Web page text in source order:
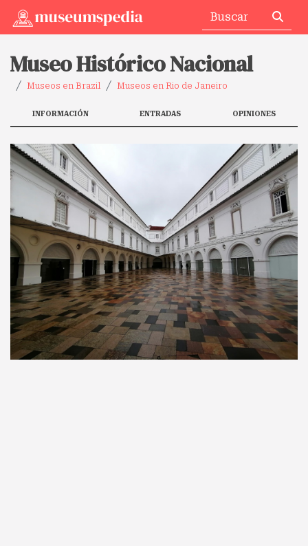
Museo Histórico Nacional
Museos en Brazil Museos en Rio de Janeiro
INFORMACIÓN ENTRADAS OPINIONES